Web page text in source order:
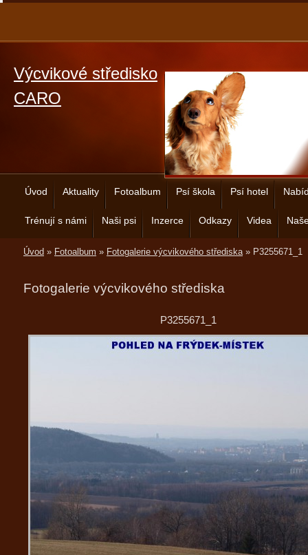
Výcvikové středisko
CARO
Úvod Aktuality Fotoalbum Psí škola Psí hotel
Trénují s námi Naši psi Inzerce Odkazy Videa
Úvod » Fotoalbum » Fotogalerie výcvikového střediska» P3255671_1
Fotogalerie výcvikového střediska
P3255671_1